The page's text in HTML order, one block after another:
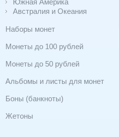
Южная Америка
Австралия и Океания
Наборы монет
Монеты до 100 рублей
Монеты до 50 рублей
Альбомы и листы для монет
Боны (банкноты)
Жетоны